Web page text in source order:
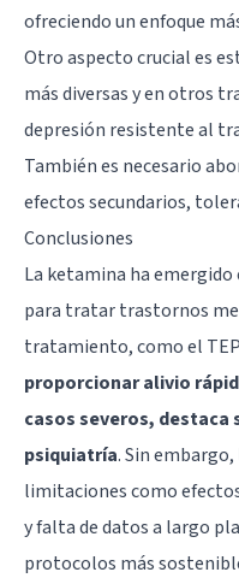
ofreciendo un enfoque
Otro aspecto crucial es
más diversas y en otros
depresión resistente al
También es necesario
efectos secundarios,
Conclusiones
La ketamina ha
para tratar trastornos
tratamiento, como el
proporcionar alivio
casos severos,
psiquiatría. Sin
limitaciones como
y falta de datos a largo
protocolos más